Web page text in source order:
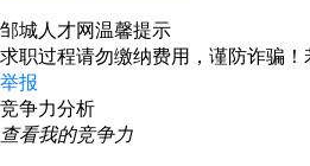
邹城人才网温馨提示
求职过程请勿缴纳费用，谨防诈骗！
举报
竞争力分析
查看我的竞争力